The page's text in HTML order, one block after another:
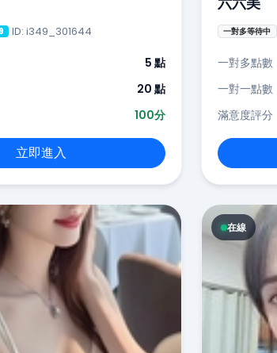
ID: i349_301644
5 點
20 點
100分
立即進入
一對多等待中
一對多點數
一對一點數
滿意度評分
在線